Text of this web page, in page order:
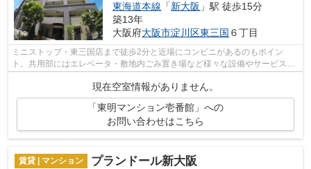
東海道本線 「新大阪 」駅 徒歩15分
築13年
大阪府大阪市淀川区東三国 ６丁目
ミニストップ・東三国店まで徒歩2分と近場にコンビニがあるのもポイン
ト。共用部にはエレベータ・敷地内ごみ置き場など様々な設備やサービスが
揃っているので便利です。2駅利用できる...
現在空室情報がありません。
「東明マンション壱番館」への
お問い合わせはこちら
賃貸 | マンション プランドール新大阪